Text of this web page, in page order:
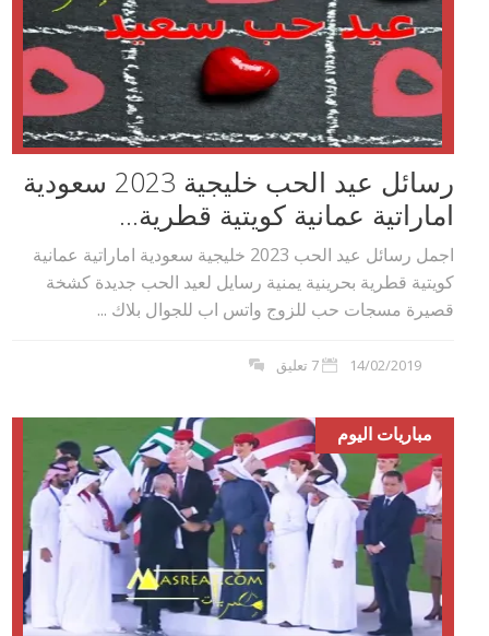
رسائل عيد الحب خليجية 2023 سعودية
اماراتية عمانية كويتية قطرية...
اجمل رسائل عيد الحب 2023 خليجية سعودية اماراتية عمانية
كويتية قطرية بحرينية يمنية رسايل لعيد الحب جديدة كشخة
قصيرة مسجات حب للزوج واتس اب للجوال بلاك ...
14/02/2019 7 تعليق
مباريات اليوم